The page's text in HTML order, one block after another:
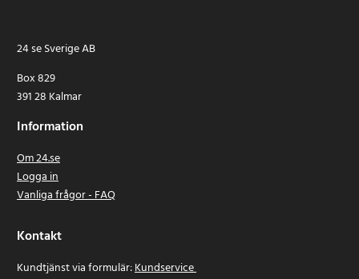
24 se Sverige AB
Box 829
391 28 Kalmar
Information
Om 24.se
Logga in
Vanliga frågor - FAQ
Kontakt
Kundtjänst via formulär:Kundservice